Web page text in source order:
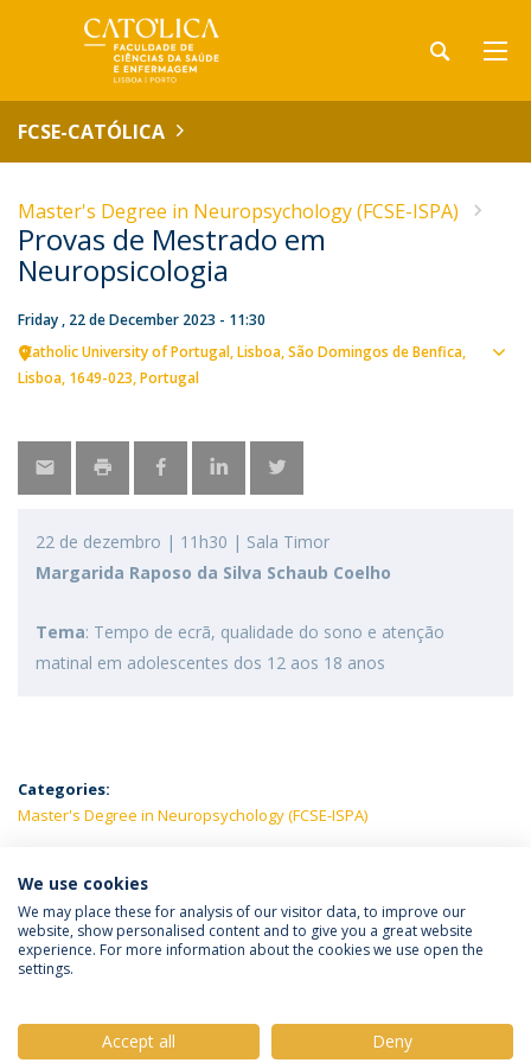
FCSE-CATÓLICA
Master's Degree in Neuropsychology (FCSE-ISPA)
Provas de Mestrado em
Neuropsicologia
Friday , 22 de December 2023 - 11:30
Catholic University of Portugal Lisboa São Domingos de Benfica,
Lisboa 1649-023 Portugal
22 de dezembro | 11h30 | Sala Timor
Margarida Raposo da Silva Schaub Coelho
Tema: Tempo de ecrã, qualidade do sono e atenção
matinal em adolescentes dos 12 aos 18 anos
Categories:
Master's Degree in Neuropsychology (FCSE-ISPA)
LATEST NEWS
Política de Privacidade
Termos e Condições
We use cookies
We may place these for analysis of our visitor data, to improve our
website, show personalised content and to give you a great website
experience. For more information about the cookies we use open the
settings.
Accept all Deny